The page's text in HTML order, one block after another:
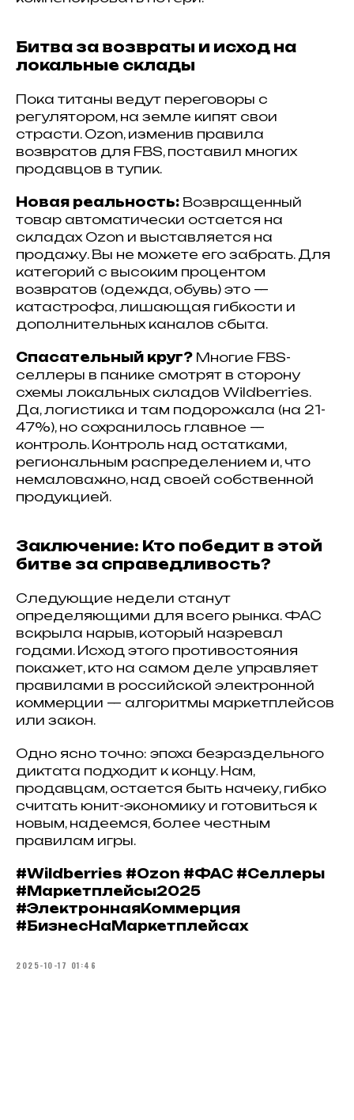
Битва за возвраты и исход на
локальные склады
Пока титаны ведут переговоры с
регулятором, на земле кипят свои
страсти. Ozon, изменив правила
возвратов для FBS, поставил многих
продавцов в тупик.
Новая реальность: Возвращенный
товар автоматически остается на
складах Ozon и выставляется на
продажу. Вы не можете его забрать. Для
категорий с высоким процентом
возвратов (одежда, обувь) это —
катастрофа, лишающая гибкости и
дополнительных каналов сбыта.
Спасательный круг? Многие FBS-
селлеры в панике смотрят в сторону
схемы локальных складов Wildberries.
Да, логистика и там подорожала (на 21-
47%), но сохранилось главное —
контроль. Контроль над остатками,
региональным распределением и, что
немаловажно, над своей собственной
продукцией.
Заключение: Кто победит в этой
битве за справедливость?
Следующие недели станут
определяющими для всего рынка. ФАС
вскрыла нарыв, который назревал
годами. Исход этого противостояния
покажет, кто на самом деле управляет
правилами в российской электронной
коммерции — алгоритмы маркетплейсов
или закон.
Одно ясно точно: эпоха безраздельного
диктата подходит к концу. Нам,
продавцам, остается быть начеку, гибко
считать юнит-экономику и готовиться к
новым, надеемся, более честным
правилам игры.
#Wildberries #Ozon #ФАС #Селлеры
#Маркетплейсы2025
#ЭлектроннаяКоммерция
#БизнесНаМаркетплейсах
2025-10-17 01:46